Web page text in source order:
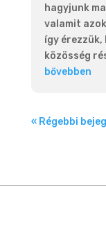
hagyjunk
valamit
így
közösség
bővebben
« Régebbi